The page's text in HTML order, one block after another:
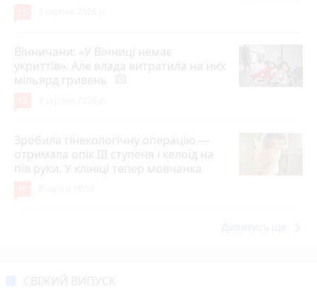
Вінничани: «У Вінниці немає
укриттів». Але влада витратила на них
мільярд гривень
Зробила гінекологічну операцію —
отримала опік ІІІ ступеня і келоїд на
пів руки. У клініці тепер мовчанка